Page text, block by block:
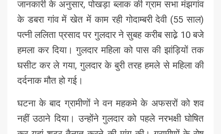
जानकारी के अनुसार, पोखड़ा ब्लाक की ग्राम सभा मंझगांव
के डबरा गांव में खेत में काम रही गोदाम्बरी देवी (55 साल)
पत्नी ललिता प्रसाद पर गुलदार ने सुबह करीब साढे़ 10 बजे
हमला कर दिया। गुलदार महिला को पास की झांड़ियों तक
घसीट कर ले गया, गुलदार के बुरी तरह हमले से महिला की
दर्दनाक मौत हो गई।
घटना के बाद ग्रामीणों ने वन महकमे के अफसरों को शव
नहीं उठाने दिया। उन्होंने गुलदार को पहले नरभक्षी घोषित